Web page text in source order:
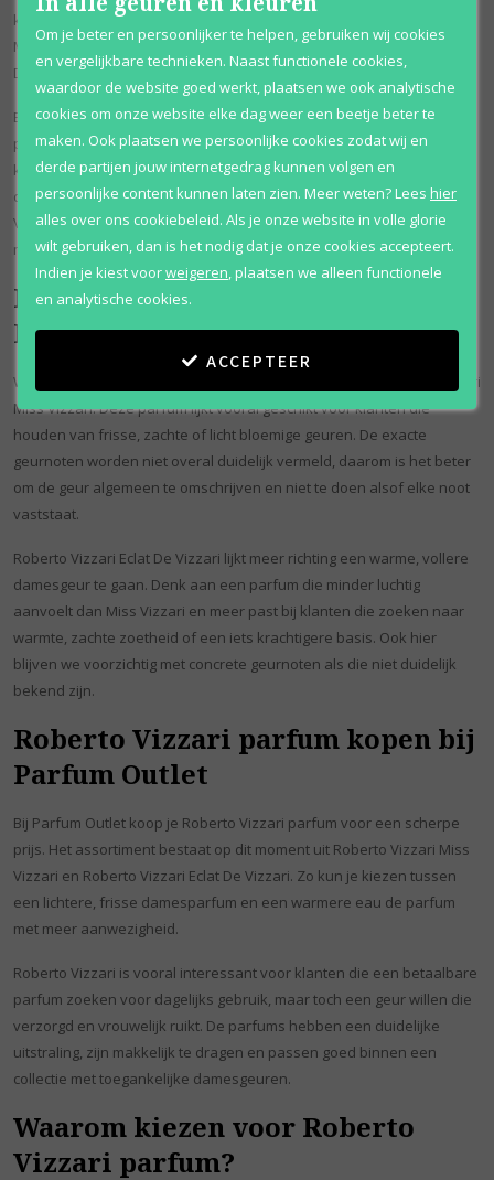
klanten die zoeken naar damesparfum met een toegankelijke stijl.
Miss Vizzari past mooi bij dagelijks gebruik, werk, school of vrije tijd.
De geur voelt licht, netjes en makkelijk draagbaar.
Eclat De Vizzari past beter bij klanten die liever een iets warmere
parfum dragen. Deze geur kan goed werken in de avond, tijdens
koudere dagen of wanneer je een damesparfum zoekt die iets
duidelijker aanwezig mag zijn. Samen geven Miss Vizzari en Eclat De
Vizzari een mooi beeld van het merk: vrouwelijk, betaalbaar en
makkelijk te dragen.
Frisse en warme geuren van
Roberto Vizzari
Wie houdt van een lichtere geur, kan goed kijken naar Roberto Vizzari
Miss Vizzari. Deze parfum lijkt vooral geschikt voor klanten die
houden van frisse, zachte of licht bloemige geuren. De exacte
geurnoten worden niet overal duidelijk vermeld, daarom is het beter
om de geur algemeen te omschrijven en niet te doen alsof elke noot
vaststaat.
Roberto Vizzari Eclat De Vizzari lijkt meer richting een warme, vollere
damesgeur te gaan. Denk aan een parfum die minder luchtig
aanvoelt dan Miss Vizzari en meer past bij klanten die zoeken naar
warmte, zachte zoetheid of een iets krachtigere basis. Ook hier
blijven we voorzichtig met concrete geurnoten als die niet duidelijk
bekend zijn.
Roberto Vizzari parfum kopen bij
Parfum Outlet
Bij Parfum Outlet koop je Roberto Vizzari parfum voor een scherpe
prijs. Het assortiment bestaat op dit moment uit Roberto Vizzari Miss
Vizzari en Roberto Vizzari Eclat De Vizzari. Zo kun je kiezen tussen
een lichtere, frisse damesparfum en een warmere eau de parfum
met meer aanwezigheid.
Roberto Vizzari is vooral interessant voor klanten die een betaalbare
parfum zoeken voor dagelijks gebruik, maar toch een geur willen die
verzorgd en vrouwelijk ruikt. De parfums hebben een duidelijke
uitstraling, zijn makkelijk te dragen en passen goed binnen een
collectie met toegankelijke damesgeuren.
Waarom kiezen voor Roberto
Vizzari parfum?
Om je beter en persoonlijker te helpen, gebruiken wij cookies
en vergelijkbare technieken. Naast functionele cookies,
waardoor de website goed werkt, plaatsen we ook analytische
cookies om onze website elke dag weer een beetje beter te
maken. Ook plaatsen we persoonlijke cookies zodat wij en
derde partijen jouw internetgedrag kunnen volgen en
persoonlijke content kunnen laten zien. Meer weten?Lees hier
alles over ons cookiebeleid. Als je onze website in volle glorie
wilt gebruiken, dan is het nodig dat je onze cookies accepteert.
Indien je kiest voorweigeren,plaatsen we alleen functionele
en analytische cookies.
ACCEPTEER